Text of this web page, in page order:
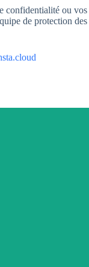
confidentialité ou vos
de protection des